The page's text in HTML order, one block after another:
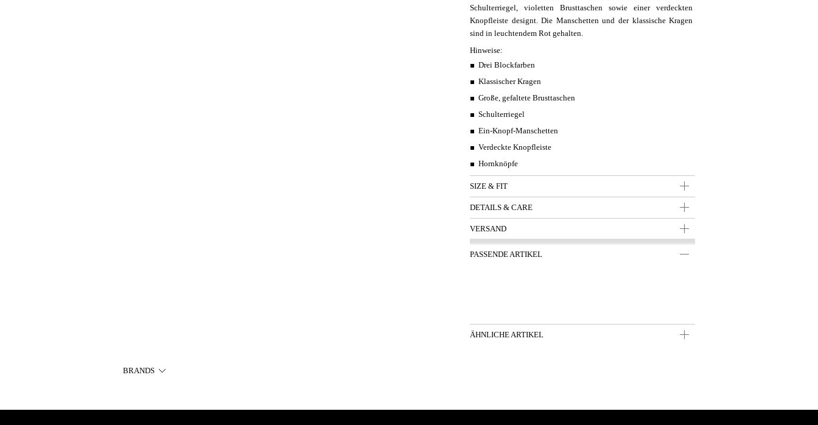
Schulterriegel, violetten Brusttaschen sowie einer verdeckten
Knopfleiste designt. Die Manschetten und der klassische Kragen
sind in leuchtendem Rot gehalten.
Hinweise:
Drei Blockfarben
Klassischer Kragen
Große, gefaltete Brusttaschen
Schulterriegel
Ein-Knopf-Manschetten
Verdeckte Knopfleiste
Hornknöpfe
SIZE & FIT
DETAILS & CARE
VERSAND
PASSENDE ARTIKEL
ÄHNLICHE ARTIKEL
BRANDS